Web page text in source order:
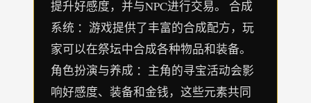
提升好感度，并与NPC进行交易。 合成
系统 ：游戏提供了丰富的合成配方，玩
家可以在祭坛中合成各种物品和装备。
角色扮演与养成 ：主角的寻宝活动会影
响好感度、装备和金钱，这些元素共同